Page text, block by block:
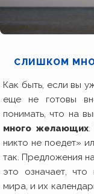
СЛИШКОМ
Как быть, если вы
еще не готовы
понимать, что на
много желающих.
никто не поедет»
так. Предложения
это означает,
мира, и их